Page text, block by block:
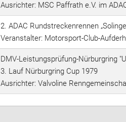
Ausrichter: MSC Paffrath e.V. im
2. ADAC Rundstreckenrennen
Veranstalter: Motorsport-Club-
DMV-Leistungsprüfung-Nürburgring
3. Lauf Nürburgring Cup 1979
Ausrichter: Valvoline